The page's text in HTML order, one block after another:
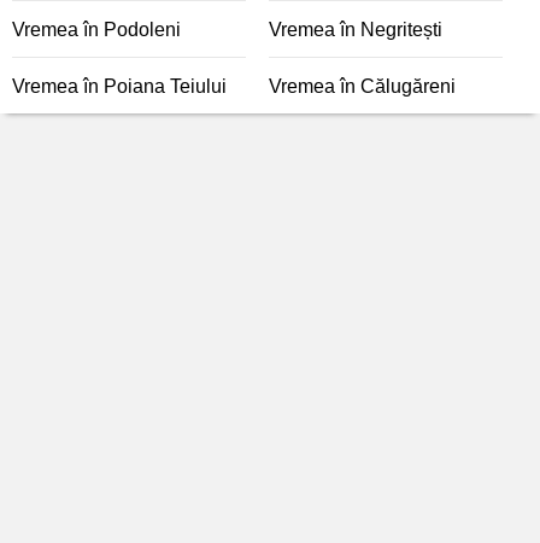
Vremea în Podoleni Vremea în Negritești
Vremea în Poiana Teiului Vremea în Călugăreni